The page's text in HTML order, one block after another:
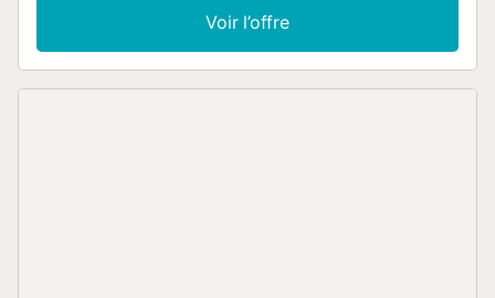
dédié pour le télétravail, une télévision, la climatisation, un
ventilateur ainsi qu'une machine à laver. Un lit bébé et une
chaise haute sont également disponibles. Cette location de
Voir l’offre